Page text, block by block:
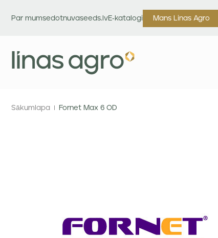
Par mumsedotnuvaseeds.lvE-katalogi Mans Linas Agro
Sākumlapa Fornet Max 6 OD